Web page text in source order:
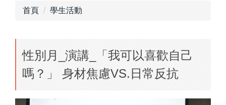
首頁 學生活動
性別月_演講_「我可以喜歡自己
嗎？」 身材焦慮VS.日常反抗